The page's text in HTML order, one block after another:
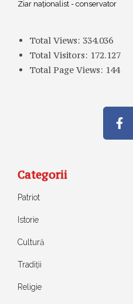
Ziar naționalist - conservator
Total Views: 334.036
Total Visitors: 172.127
Total Page Views: 144
Categorii
Patriot
Istorie
Cultură
Tradiții
Religie